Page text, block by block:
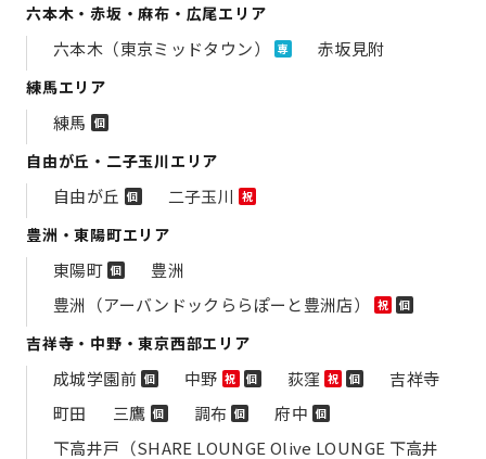
六本木・赤坂・麻布・広尾エリア
六本木（東京ミッドタウン） 専 赤坂見附
練馬エリア
練馬 個
自由が丘・二子玉川エリア
自由が丘 個 二子玉川 祝
豊洲・東陽町エリア
東陽町 個
豊洲
豊洲（アーバンドックららぽーと豊洲店）
祝 個
吉祥寺・中野・東京西部エリア
成城学園前 個 中野 祝 個 荻窪 祝 個
吉祥寺
町田
三鷹 個 調布 個 府中 個
下高井戸（SHARE LOUNGE Olive LOUNGE 下高井